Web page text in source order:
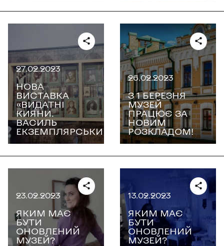
27.02.2023
НОВА
ВИСТАВКА
«ВИДАТНІ
КИЯНИ.
ВАСИЛЬ
ЕКЗЕМПЛЯРСЬКИЙ»
26.02.2023
З 1 БЕРЕЗНЯ
МУЗЕЙ
ПРАЦЮЄ ЗА
НОВИМ
РОЗКЛАДОМ!
23.02.2023
ЯКИМ МАЄ
БУТИ
ОНОВЛЕНИЙ
МУЗЕЙ?
13.02.2023
ЯКИМ МАЄ
БУТИ
ОНОВЛЕНИЙ
МУЗЕЙ?